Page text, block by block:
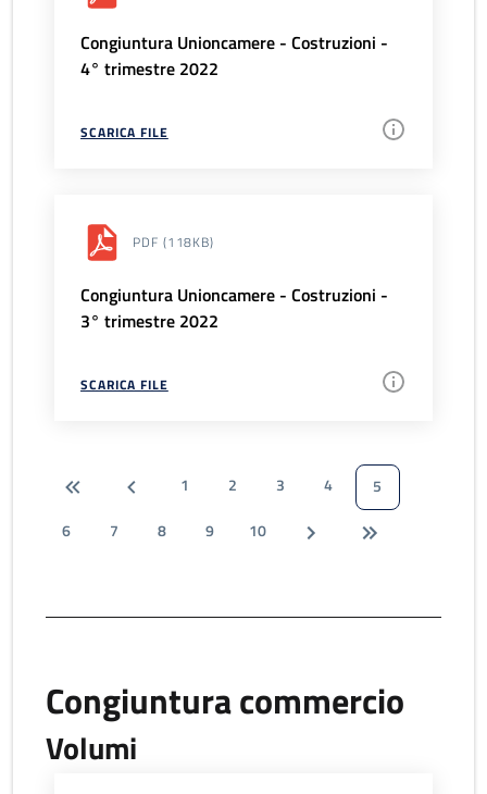
Congiuntura Unioncamere - Costruzioni -
4° trimestre 2022
SCARICA FILE
PDF (118KB)
Congiuntura Unioncamere - Costruzioni -
3° trimestre 2022
SCARICA FILE
1 2 3 4
5
6
7 8 9 10
Congiuntura commercio
Volumi